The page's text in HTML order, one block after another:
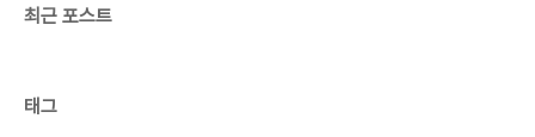
최근 포스트
태그